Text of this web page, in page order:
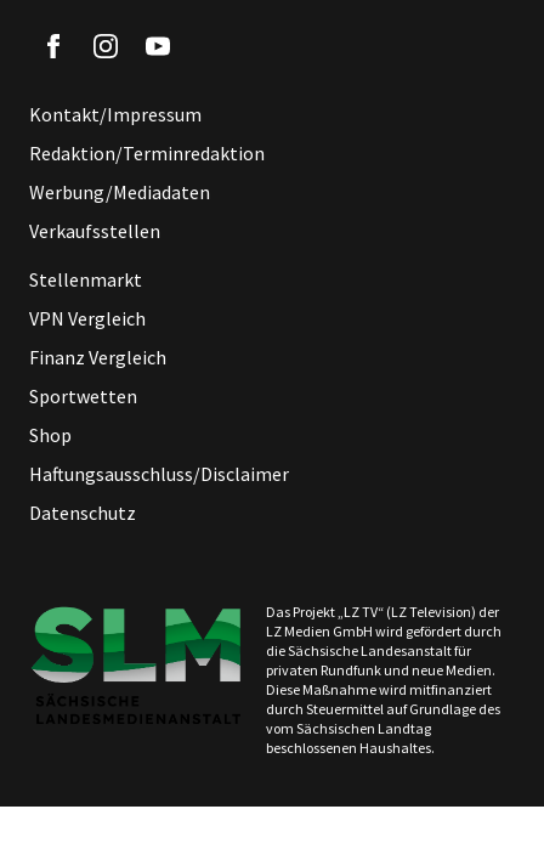
Kontakt/Impressum
Redaktion/Terminredaktion
Werbung/Mediadaten
Verkaufsstellen
Stellenmarkt
VPN Vergleich
Finanz Vergleich
Sportwetten
Shop
Haftungsausschluss/Disclaimer
Datenschutz
Das Projekt „LZ TV“ (LZ Television) der
LZ Medien GmbH wird gefördert durch
die Sächsische Landesanstalt für
privaten Rundfunk und neue Medien.
Diese Maßnahme wird mitfinanziert
durch Steuermittel auf Grundlage des
vom Sächsischen Landtag
beschlossenen Haushaltes.